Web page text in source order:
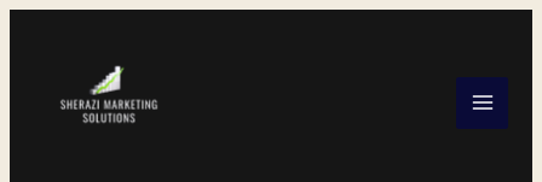
Skip